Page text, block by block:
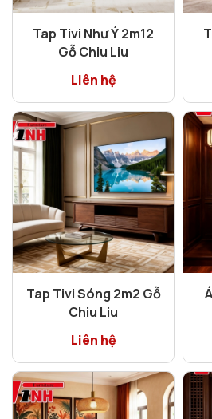
Tap Tivi Như Ý 2m12
Gỗ Chiu Liu
Liên hệ
Tap Tivi Sóng 2m2 Gỗ
Chiu Liu
Liên hệ